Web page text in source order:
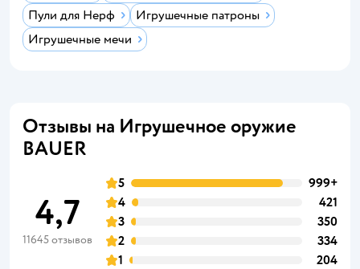
Пули для Нерф
Игрушечные патроны
Игрушечные мечи
Отзывы на Игрушечное оружие
BAUER
4,7
11645 отзывов
5
999+
4
421
3
350
2
334
1
204